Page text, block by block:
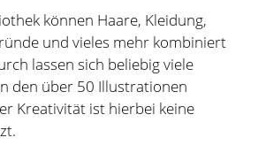
ich mich mit User Experience und
Tools für das Projektcontrolling
Prozesse, Methoden und Tools
Middleware Bereich bei der ETAS
bin ich Blogger und Webdesigner und
können Haare, Kleidung,
und vieles mehr kombiniert
lassen sich beliebig viele
den über 50 Illustrationen
Kreativität ist hierbei keine